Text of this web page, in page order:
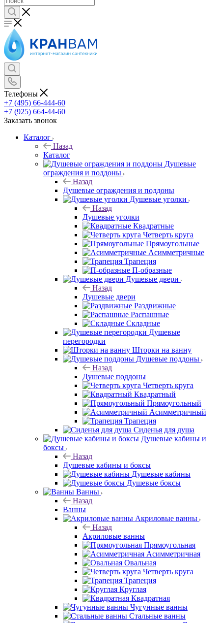
Телефоны
+7 (495) 66-444-60
+7 (925) 664-44-60
Заказать звонок
Каталог
Назад
Каталог
Душевые
ограждения и поддоны
Назад
Душевые ограждения и поддоны
Душевые уголки
Назад
Душевые уголки
Квадратные
Четверть круга
Прямоугольные
Асимметричные
Трапеция
П-образные
Душевые двери
Назад
Душевые двери
Раздвижные
Распашные
Складные
Душевые
перегородки
Шторки на ванну
Душевые поддоны
Назад
Душевые поддоны
Четверть круга
Квадратный
Прямоугольный
Асимметричный
Трапеция
Сиденья для душа
Душевые кабины и
боксы
Назад
Душевые кабины и боксы
Душевые кабины
Душевые боксы
Ванны
Назад
Ванны
Акриловые ванны
Назад
Акриловые ванны
Прямоугольная
Асимметричная
Овальная
Четверть круга
Трапеция
Круглая
Квадратная
Чугунные ванны
Стальные ванны